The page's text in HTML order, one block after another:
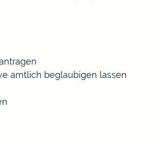
amtlich beglaubigen lassen